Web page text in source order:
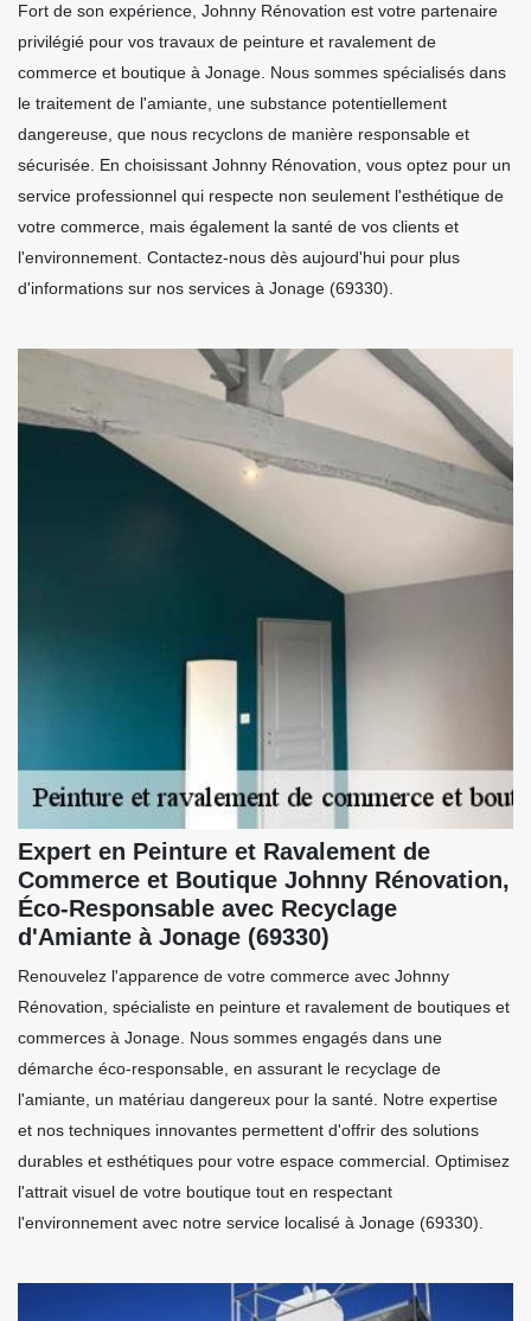
Fort de son expérience, Johnny Rénovation est votre partenaire
privilégié pour vos travaux de peinture et ravalement de
commerce et boutique à Jonage. Nous sommes spécialisés dans
le traitement de l'amiante, une substance potentiellement
dangereuse, que nous recyclons de manière responsable et
sécurisée. En choisissant Johnny Rénovation, vous optez pour un
service professionnel qui respecte non seulement l'esthétique de
votre commerce, mais également la santé de vos clients et
l'environnement. Contactez-nous dès aujourd'hui pour plus
d'informations sur nos services à Jonage (69330).
Expert en Peinture et Ravalement de
Commerce et Boutique Johnny Rénovation,
Éco-Responsable avec Recyclage
d'Amiante à Jonage (69330)
Renouvelez l'apparence de votre commerce avec Johnny
Rénovation, spécialiste en peinture et ravalement de boutiques et
commerces à Jonage. Nous sommes engagés dans une
démarche éco-responsable, en assurant le recyclage de
l'amiante, un matériau dangereux pour la santé. Notre expertise
et nos techniques innovantes permettent d'offrir des solutions
durables et esthétiques pour votre espace commercial. Optimisez
l'attrait visuel de votre boutique tout en respectant
l'environnement avec notre service localisé à Jonage (69330).